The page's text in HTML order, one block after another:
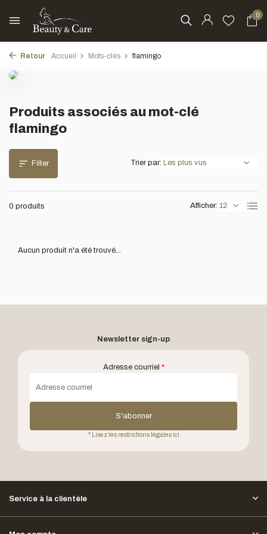
0
Retour Accueil Mots-clés flamingo
Produits associés au mot-clé
flamingo
Filter
0 produits Afficher:
Trier par:
Aucun produit n'a été trouvé...
Newsletter sign-up
Adresse courriel *
S'abonner
* Lisez les restrictions légales ici
Service à la clientèle